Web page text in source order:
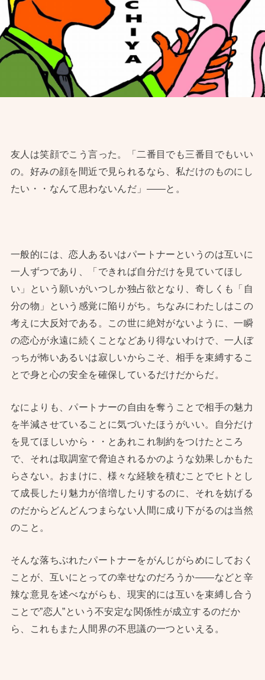
友人は笑顔でこう言った。「二番目でも三番目でもいい
の。好みの顔を間近で見られるなら、私だけのものにし
たい・・なんて思わないんだ」——と。
一般的には、恋人あるいはパートナーというのは互いに
一人ずつであり、「できれば自分だけを見ていてほし
い」という願いがいつしか独占欲となり、奇しくも「自
分の物」という感覚に陥りがち。ちなみにわたしはこの
考えに大反対である。この世に絶対がないように、一瞬
の恋心が永遠に続くことなどあり得ないわけで、一人ぼ
っちが怖いあるいは寂しいからこそ、相手を束縛するこ
とで身と心の安全を確保しているだけだからだ。
なによりも、パートナーの自由を奪うことで相手の魅力
を半減させていることに気づいたほうがいい。自分だけ
を見てほしいから・・とあれこれ制約をつけたところ
で、それは取調室で脅迫されるかのような効果しかもた
らさない。おまけに、様々な経験を積むことでヒトとし
て成長したり魅力が倍増したりするのに、それを妨げる
のだからどんどんつまらない人間に成り下がるのは当然
のこと。
そんな落ちぶれたパートナーをがんじがらめにしておく
ことが、互いにとっての幸せなのだろうか——などと辛
辣な意見を述べながらも、現実的には互いを束縛し合う
ことで”恋人”という不安定な関係性が成立するのだか
ら、これもまた人間界の不思議の一つといえる。